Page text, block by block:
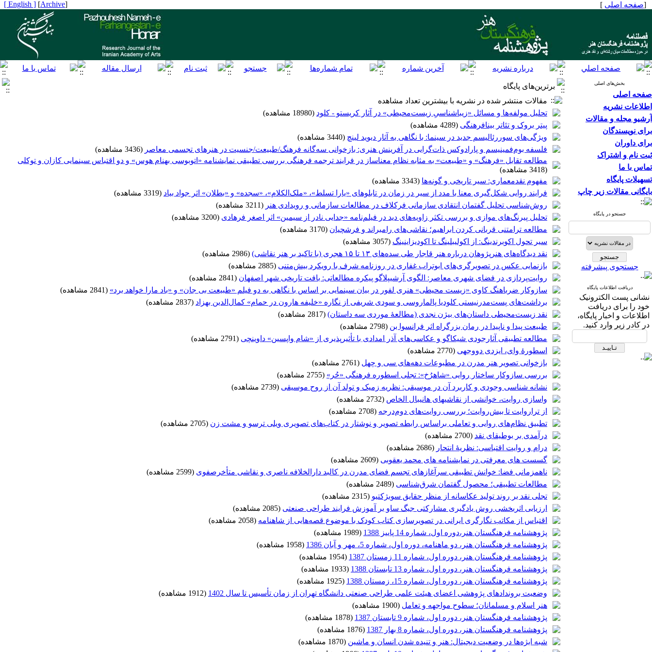
[صفحه اصلی ]
[
Archive
]
[ English ]
بخش‌های اصلی
صفحه اصلی
اطلاعات نشریه
آرشیو مجله و مقالات
برای نویسندگان
برای داوران
ثبت نام و اشتراک
تماس با ما
تسهیلات پایگاه
بایگانی مقالات زیر چاپ
جستجو در پایگاه
جستجوی پیشرفته
دریافت اطلاعات پایگاه
نشانی پست الکترونیک
خود را برای دریافت
اطلاعات و اخبار پایگاه،
در کادر زیر وارد کنید.
برترین‌های پایگاه
مقالات منتشر شده در نشریه با بیشترین تعداد مشاهده
تحلیل مولفه‌ها و مسائل «زیباشناسیِ زیست‌‌محیطی» در آثار کریستو - کلود (18980 مشاهده)
پیتر بروک و تئاتر بینافرهنگی (4289 مشاهده)
ویژگی‌های سوررئالیسم جدید در سینما: با نگاهی به آثار دیوید لینچ (3440 مشاهده)
فلسفه بوم‌فمینیسم و پارادوکس ذات‌گرایی در آفرینش هنری: بازخوانی‌ سه‌گانه فرهنگ/طبیعت/جنسیت در هنرهای تجسمی معاصر (3436 مشاهده)
مطالعه تقابل «فرهنگ» و «طبیعت» به مثابه نظام معناساز در فرایند ترجمه فرهنگی بررسی تطبیقی نمایشنامه «اتوبوسی بهنام هوس» و دو اقتباس سینمایی کازان و توکلی
(3418 مشاهده)
مفهوم نقدمعماری: سیر تاریخی و گونه‌ها (3343 مشاهده)
فرایند روایی شکل‌گیری معنا با مدد از سیر در زمان در تابلوهای «یارا تسلط»، «ملک‌الکلام»، «سجده» و «بطلان» اثر جواد بیاد (3319 مشاهده)
روش‌شناسی تحلیل گفتمان انتقادی سازمانی فرکلاف در مطالعات سازمانی و رویدادی هنر (3211 مشاهده)
تحلیل پیرنگ‌های موازی و بررسی تکثر زاویه‌های دید در فیلم‌نامه «جدایی نادر از سیمین» اثر اصغر فرهادی (3200 مشاهده)
مطالعه ترامتنی قربانی کردن ابراهیم؛ نقاشی‌های رامبراند و فرشچیان (3170 مشاهده)
سیر تحول اکوبرندینگ: از اکولیبلینگ تا اکودیزاینینگ (3057 مشاهده)
نقد دیدگاه‌های هنرپژوهان درباره هنر قاجار طی سده‌های ۱۳ تا ۱۵ هجری (با تاکید بر هنر نقاشی)
(2986 مشاهده)
بازنمایی عکس در تصویرگری‌های ابوتراب غفاری در روزنامه شرف با رویکرد بیش‌متنی (2885 مشاهده)
روایت‌پردازی در فضای شهری معاصر: الگوی آرشیپلاگو پیکره مطالعاتی: بافت تاریخی شهر اصفهان (2841 مشاهده)
سازوکار ضرباهنگ کاوی «زیست محیطی» هنری لفور در بیان سینمایی بر اساس با نگاهی به دو فیلم «طبیعت بی جان» و «باد مارا خواهد برد» (2841 مشاهده)
برداشت‌های پست‌مدرنیستی کلودیا پالماروسی و سودی شریفی از نگاره «خلیفه هارون در حمام» کمال‌الدین بهزاد (2837 مشاهده)
نقد زیست‌محیطی داستان‌های بیژن نجدی (مطالعۀ موردی سه داستان) (2817 مشاهده)
طبیعت پیدا و ناپیدا در رمان بزرگراه اثر فرانسوا بن (2798 مشاهده)
مطالعه تطبیقی آثارجودی شیکاگو و عکاسی‌های آذر امدادی با تأثیرپذیری از «شام واپسین» داوینچی (2791 مشاهده)
اسطورۀ وای، ایزدی دووجهی (2770 مشاهده)
بازخوانی تصویر هنر مدرن در مطبوعات دهه‌‌های سی و چهل (2761 مشاهده)
بررسی سازوکار ساختار روایی «شاهرُخ»: تجلی اسطوره فرهنگی «حُر» (2755 مشاهده)
نشانه شناسی وجودی و کاربرد آن در موسیقی: نظریه زمیک و تولد آن از روح موسیقی (2739 مشاهده)
واسازی روایت، خوانشی از نقاشیهای هانیبال الخاص (2732 مشاهده)
از تراروایت تا بیش‌روایت؛ بررسی روایت‌های دوم‌درجه (2708 مشاهده)
تطبیق نظام‌های روایی و تعاملی براساس رابطه تصویر و نوشتار در کتاب‌های تصویری ویلی ترسو و مشت زن (2705 مشاهده)
درآمدی بر بوطیقای نقد (2700 مشاهده)
درام و روایت اقتباسی: نظریۀ انتحار (2686 مشاهده)
گسست های معرفتی در نمایشنامه های محمد یعقوبی (2609 مشاهده)
ناهمزمانی فضا: خوانش تطبیقی سرآغازهای تجسم فضای مدرن در کالبد دارالخلافه ناصری و نقاشی متأخرصفوی (2599 مشاهده)
مطالعات تطبیقی؛ محصول گفتمان شرق‌شناسی (2489 مشاهده)
تجلی نقد بر روند تولید عکاسانه از منظر حقایق سوبژکتیو (2315 مشاهده)
ارزیابی اثربخشی روش یادگیری مشارکتی جیگ ساو بر آموزش فرایند طراحی صنعتی (2085 مشاهده)
اقتباس از مکاتب نگارگری ایرانی در تصویرسازی کتاب کودک با موضوع قصه‌هایی از شاهنامه (2058 مشاهده)
پژوهشنامه فرهنگستان هنر،دوره اول، شماره 14 پاییز 1388
(1989 مشاهده)
پژوهشنامه فرهنگستان هنر، دو ماهنامه، دوره اول، شماره 5، مهر و آبان 1386
(1958 مشاهده)
پژوهشنامه فرهنگستان هنر، دوره اول، شماره 11 زمستان 1387
(1954 مشاهده)
پژوهشنامه فرهنگستان هنر، دوره اول، شماره 13 تابستان 1388
(1933 مشاهده)
پژوهشنامه فرهنگستان هنر، دوره اول، شماره 15، زمستان 1388
(1925 مشاهده)
وضعیت بروندادهای پژوهشی اعضای هیئت علمی طراحی صنعتی دانشگاه تهران از زمان تأسیس تا سال 1402
(1912 مشاهده)
هنر اسلام و مسلمانان؛ سطوح مواجهه و تعامل (1900 مشاهده)
پژوهشنامه فرهنگستان هنر، دوره اول، شماره 9 تابستان 1387
(1878 مشاهده)
پژوهشنامه فرهنگستان هنر، دوره اول، شماره 8 بهار 1387
(1876 مشاهده)
شبه ابژه‌ها در وضعیت دیجیتال: هنر و تنیده شدن انسان و ماشین (1870 مشاهده)